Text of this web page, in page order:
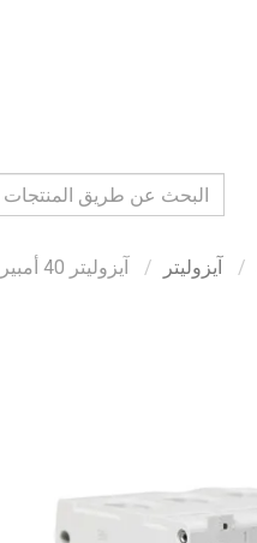
آيزوليتر آيزوليتر 40 أمبير 3 فاز - EATON